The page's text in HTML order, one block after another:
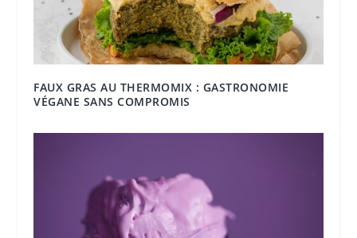
FAUX GRAS AU THERMOMIX : GASTRONOMIE
VÉGANE SANS COMPROMIS